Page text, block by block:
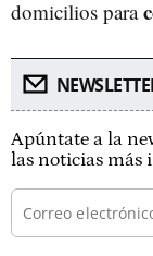
domicilios para
Apúntate a la
las noticias más